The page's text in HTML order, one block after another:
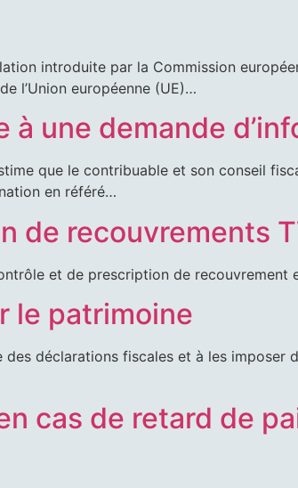
introduite par la Commission
l’Union européenne (UE)…
une demande
que le contribuable et son conseil
en référé…
de recouvrements
et de prescription de recouvrement
le patrimoine
déclarations fiscales et à les imposer
cas de retard de